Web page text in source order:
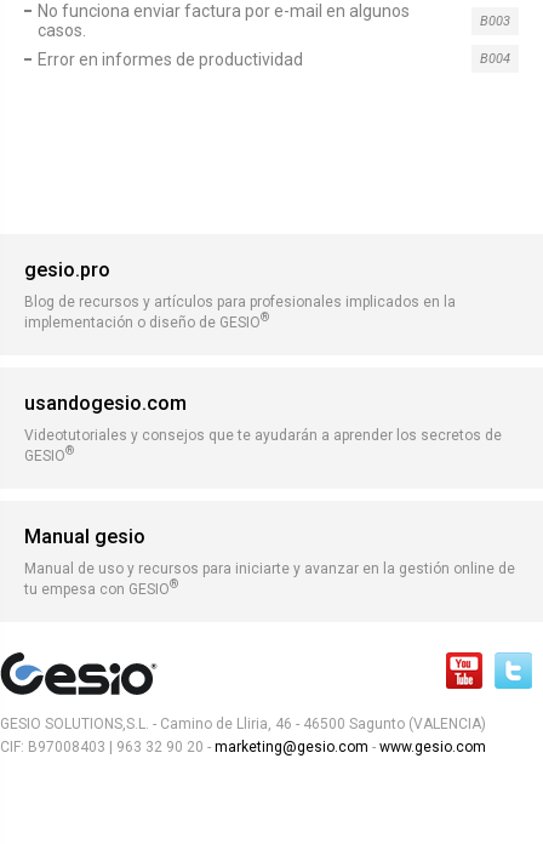
No funciona enviar factura por e-mail en algunos
casos.
B003
Error en informes de productividad B004
gesio.pro
Blog de recursos y artículos para profesionales implicados en la
implementación o diseño de GESIO®
usandogesio.com
Videotutoriales y consejos que te ayudarán a aprender los secretos de
GESIO®
Manual gesio
Manual de uso y recursos para iniciarte y avanzar en la gestión online de
tu empesa con GESIO®
GESIO SOLUTIONS,S.L. - Camino de Lliria, 46 - 46500 Sagunto (VALENCIA)
CIF: B97008403 | 963 32 90 20 - marketing@gesio.com - www.gesio.com